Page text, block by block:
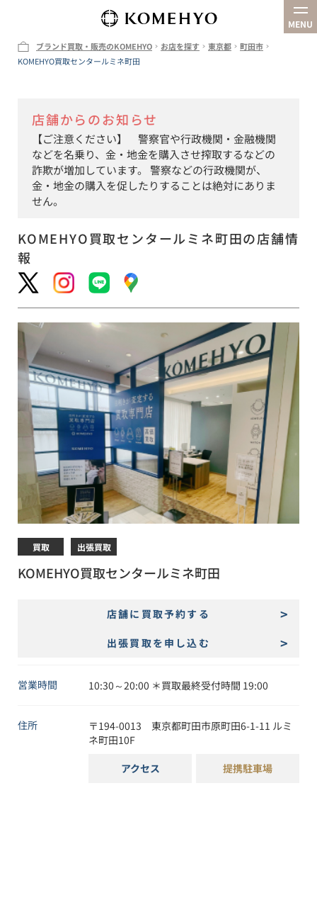
MENU
買取 オンラインストア
ブランド買取・販売のKOMEHYO お店を探す 東京都
町田市
KOMEHYO買取センタールミネ町田
店舗からのお知らせ
【ご注意ください】 警察官や行政機関・金融機関
などを名乗り、金・地金を購入させ搾取するなどの
詐欺が増加しています。 警察などの行政機関が、
金・地金の購入を促したりすることは絶対にありま
せん。
KOMEHYO買取センタールミネ町田の店舗情
報
買取 出張買取
KOMEHYO買取センタールミネ町田
店舗に買取予約する
出張買取を申し込む
営業時間 10:30～20:00 ＊買取最終受付時間 19:00
住所 〒194-0013 東京都町田市原町田6-1-11 ルミ
ネ町田10F
アクセス
提携駐車場